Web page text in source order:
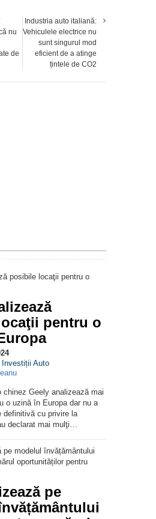
nu
de
Industria auto italiană:
Vehiculele electrice nu
sunt singurul mod
eficient de a atinge
țintele de CO2
pentru o
Investiții Auto
chinez Geely analizează mai
o uzină în Europa dar nu a
definitivă cu privire la
declarat mai mulţi…
pe